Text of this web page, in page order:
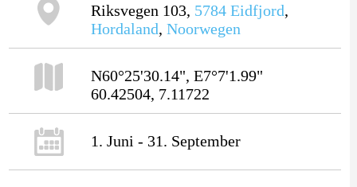
Riksvegen 103, 5784 Eidfjord,
Hordaland, Noorwegen
N60°25'30.14", E7°7'1.99"
60.42504, 7.11722
1. Juni - 31. September